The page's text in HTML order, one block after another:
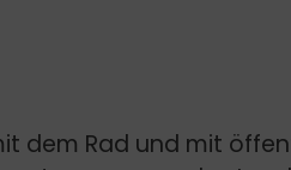
dem Rad und mit